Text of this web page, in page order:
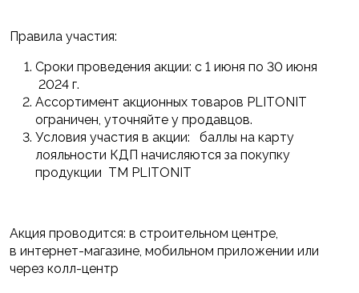
Правила участия:
Сроки проведения акции: с 1 июня по 30 июня
2024 г.
Ассортимент акционных товаров PLITONIT
ограничен, уточняйте у продавцов.
Условия участия в акции: баллы на карту
лояльности КДП начисляются за покупку
продукции ТМ PLITONIT
Акция проводится: в строительном центре,
в интернет-магазине, мобильном приложении или
через колл-центр